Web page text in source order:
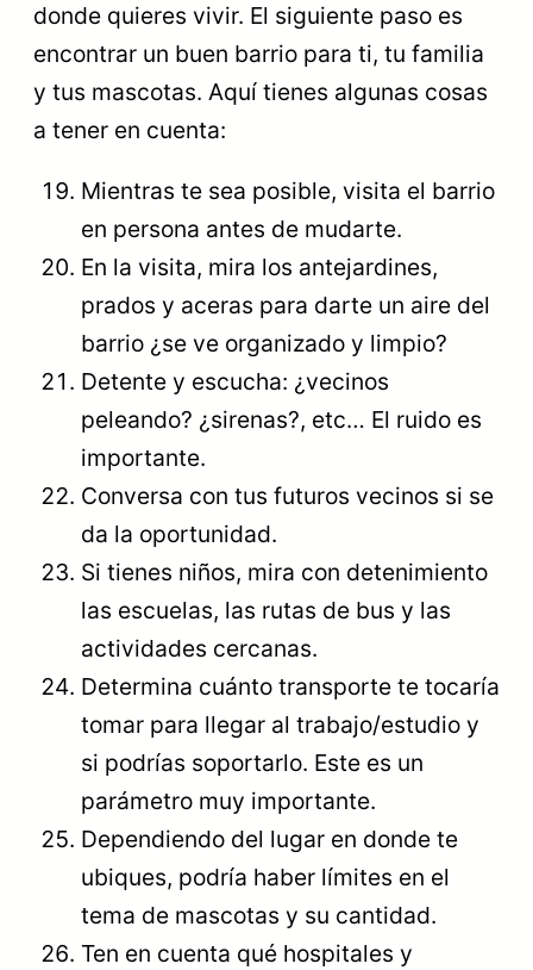
donde quieres vivir. El siguiente paso es
encontrar un buen barrio para ti, tu familia
y tus mascotas. Aquí tienes algunas cosas
a tener en cuenta:
Mientras te sea posible, visita el barrio
en persona antes de mudarte.
En la visita, mira los antejardines,
prados y aceras para darte un aire del
barrio ¿se ve organizado y limpio?
Detente y escucha: ¿vecinos
peleando? ¿sirenas?, etc… El ruido es
importante.
Conversa con tus futuros vecinos si se
da la oportunidad.
Si tienes niños, mira con detenimiento
las escuelas, las rutas de bus y las
actividades cercanas.
Determina cuánto transporte te tocaría
tomar para llegar al trabajo/estudio y
si podrías soportarlo. Este es un
parámetro muy importante.
Dependiendo del lugar en donde te
ubiques, podría haber límites en el
tema de mascotas y su cantidad.
Ten en cuenta qué hospitales y